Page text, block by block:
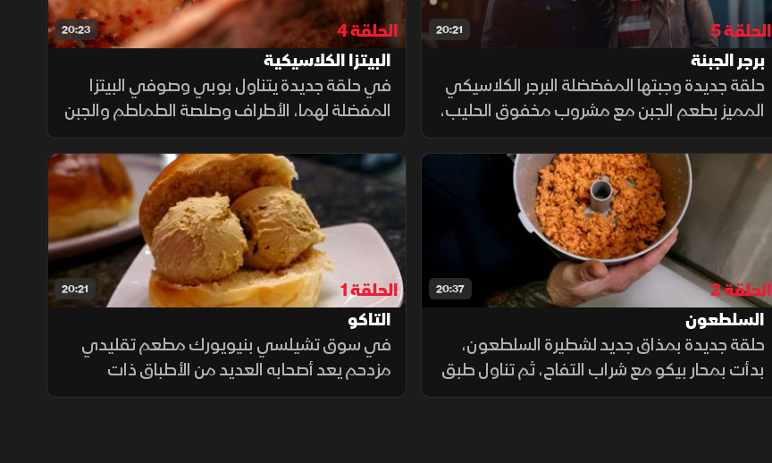
20:21
الحلقة 5
برجر الجبنة
حلقة جديدة وجبتها المفضضلة البرجر الكلاسيكي
المميز بطعم الجبن مع مشروب مخفوق الحليب،
في مطعم جاي جي ميلون بنيويورك وصفة
البرجر منذ 46 عامًا باللحم غير المتبل.
20:23
الحلقة 4
البيتزا الكلاسيكية
في حلقة جديدة يتناول بوبي وصوفي البيتزا
المفضلة لهما، الأطراف وصلصة الطماطم والجبن
عناصر البيتزا الكلاسيكية في نيويورك لكن هناك
اختلافات في صنع كل منهم إعداد شطائر بيتزا
نيويورك الكلاسيكية.
20:37
الحلقة 2
السلطعون
حلقة جديدة بمذاق جديد لشطيرة السلطعون،
بدأت بمحار بيكو مع شراب التفاح، ثم تناول طبق
الرافيولي مع صلصة كريمة الكرزي مع الكرات
20:21
الحلقة 1
التاكو
في سوق تشيلسي بنيويورك مطعم تقليدي
مزدحم يعد أصحابه العديد من الأطباق ذات
الأصول المكسيكية أهمها التاكو ، الذي أصبح أحد